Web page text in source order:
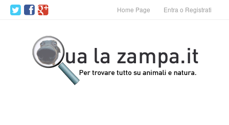
Home Page Entra o Registrati